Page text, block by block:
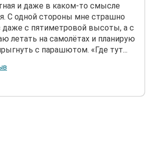
и даже в каком-то смысле
С одной стороны мне страшно
даже с пятиметровой высоты, а с
летать на самолётах и планирую
с парашютом. «Где тут...